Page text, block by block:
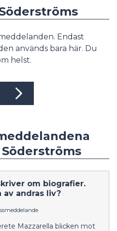
Endast
används bara här. Du
helst.
om biografier.
andras liv?
Mazzarella blicken mot